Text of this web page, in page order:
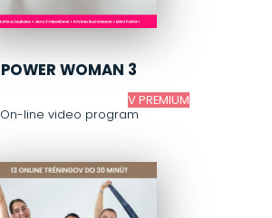
POWER WOMAN 3
On-line video program
V PREMIUM